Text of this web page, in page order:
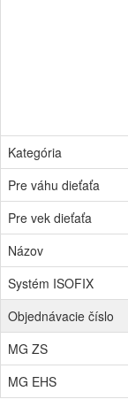
Kategória
Pre váhu dieťaťa
Pre vek dieťaťa
Názov
Systém ISOFIX
Objednávacie číslo
MG ZS
MG EHS